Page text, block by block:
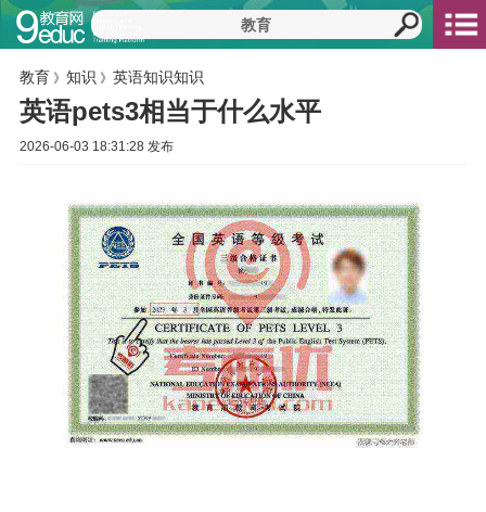
教育 》 知识 》 英语知识知识
英语pets3相当于什么水平
2026-06-03 18:31:28 发布